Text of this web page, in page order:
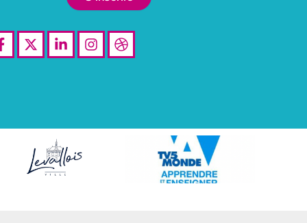
Facebook-
f
X-
twitter
Linkedin-
in
Instagram
Dribbble